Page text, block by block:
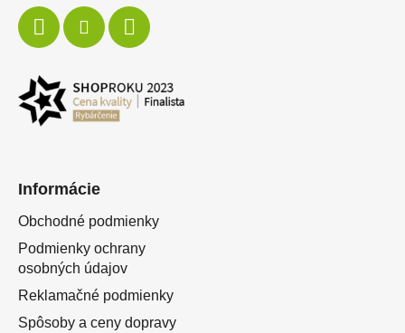
Informácie
Obchodné podmienky
Podmienky ochrany
osobných údajov
Reklamačné podmienky
Spôsoby a ceny dopravy